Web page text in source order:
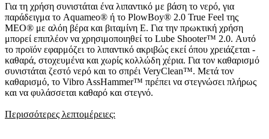
Για τη χρήση συνιστάται ένα λιπαντικό με βάση το νερό, για
παράδειγμα το Aquameo® ή το PlowBoy® 2.0 True Feel της
MEO® με αλόη βέρα και βιταμίνη Ε. Για την πρωκτική χρήση
μπορεί επιπλέον να χρησιμοποιηθεί το Lube Shooter™ 2.0. Αυτό
το προϊόν εφαρμόζει το λιπαντικό ακριβώς εκεί όπου χρειάζεται -
καθαρά, στοχευμένα και χωρίς κολλώδη χέρια. Για τον καθαρισμό
συνιστάται ζεστό νερό και το σπρέι VeryClean™. Μετά τον
καθαρισμό, το Vibro AssHammer™ πρέπει να στεγνώσει πλήρως
και να φυλάσσεται καθαρό και στεγνό.
Περισσότερες λεπτομέρειες: